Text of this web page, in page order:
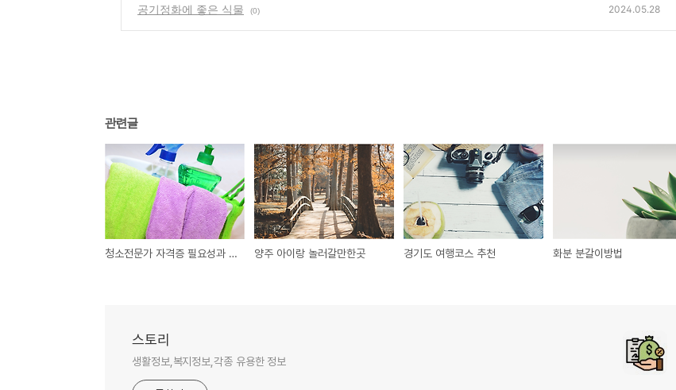
공기정화에 좋은 식물 (0) 2024.05.28
관련글
청소전문가 자격증 필요성과 과정 양주 아이랑 놀러갈만한곳 경기도 여행코스 추천 화분 분갈이방법
스토리
생활정보,복지정보,각종 유용한 정보